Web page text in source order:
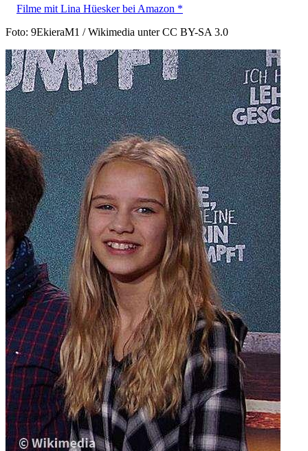
Filme mit Lina Hüesker bei Amazon *
Foto: 9EkieraM1 / Wikimedia unter CC BY-SA 3.0